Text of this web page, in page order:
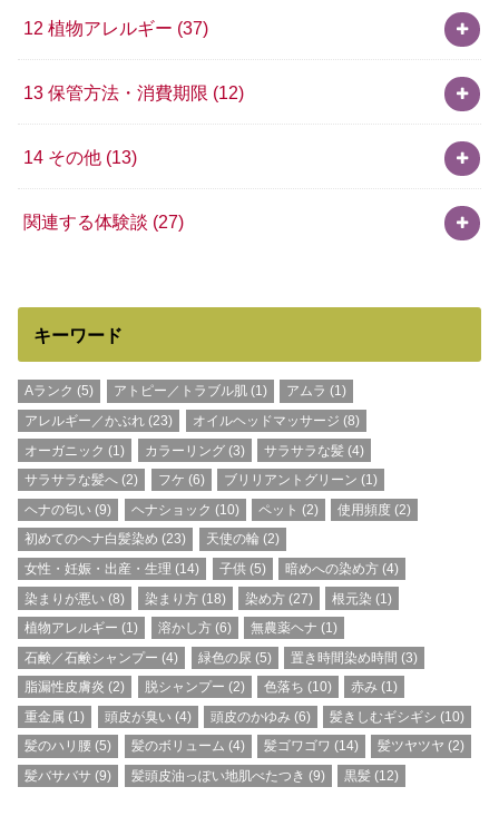
12 植物アレルギー (37)
13 保管方法・消費期限 (12)
14 その他 (13)
関連する体験談 (27)
キーワード
Aランク (5) アトピー／トラブル肌(1) アムラ (1)
アレルギー／かぶれ (23) オイルヘッドマッサージ (8)
オーガニック (1) カラーリング(3) サラサラな髪(4)
サラサラな髪へ (2) フケ (6) ブリリアントグリーン (1)
ヘナの匂い (9) ヘナショック (10) ペット (2) 使用頻度 (2)
初めてのヘナ白髪染め (23) 天使の輪 (2)
女性・妊娠・出産・生理 (14) 子供(5) 暗めへの染め方(4)
染まりが悪い (8) 染まり方(18) 染め方(27) 根元染 (1)
植物アレルギー (1) 溶かし方(6) 無農薬ヘナ (1)
石鹸／石鹸シャンプー (4) 緑色の尿 (5) 置き時間染め時間 (3)
脂漏性皮膚炎 (2) 脱シャンプー (2) 色落ち (10) 赤み (1)
重金属 (1) 頭皮が臭い(4) 頭皮のかゆみ (6) 髪きしむギシギシ (10)
髪のハリ腰 (5) 髪のボリューム (4) 髪ゴワゴワ (14) 髪ツヤツヤ (2)
髪バサバサ (9) 髪頭皮油っぽい地肌べたつき (9) 黒髪(12)